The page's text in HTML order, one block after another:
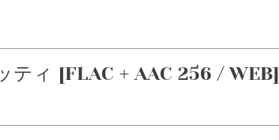
ティ [FLAC + AAC 256 / WEB]